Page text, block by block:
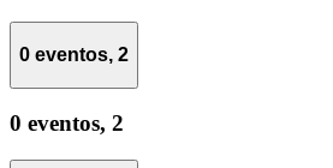
0 eventos, 2
0 eventos, 2